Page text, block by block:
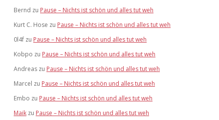
Bernd zu Pause – Nichts ist schön und alles tut weh
Kurt C. Hose zu Pause – Nichts ist schön und alles tut weh
0l4f zu Pause – Nichts ist schön und alles tut weh
Kobpo zu Pause – Nichts ist schön und alles tut weh
Andreas zu Pause – Nichts ist schön und alles tut weh
Marcel zu Pause – Nichts ist schön und alles tut weh
Embo zu Pause – Nichts ist schön und alles tut weh
Maik zu Pause – Nichts ist schön und alles tut weh